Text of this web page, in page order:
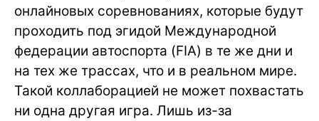
онлайновых соревнованиях, которые будут
проходить под эгидой Международной
федерации автоспорта (FIA) в те же дни и
на тех же трассах, что и в реальном мире.
Такой коллаборацией не может похвастать
ни одна другая игра. Лишь из-за